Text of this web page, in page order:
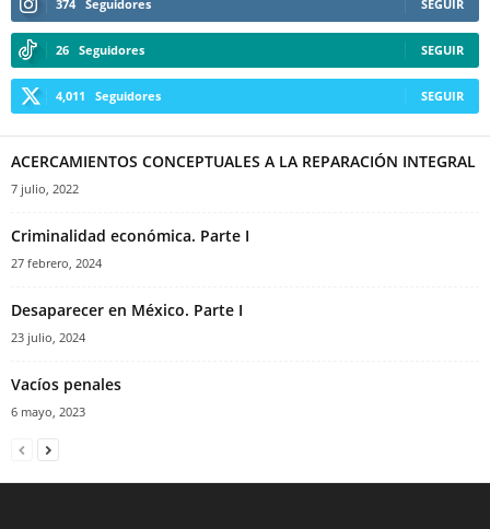
374 Seguidores SEGUIR
26 Seguidores SEGUIR
4,011 Seguidores SEGUIR
ACERCAMIENTOS CONCEPTUALES A LA REPARACIÓN INTEGRAL
7 julio, 2022
Criminalidad económica. Parte I
27 febrero, 2024
Desaparecer en México. Parte I
23 julio, 2024
Vacíos penales
6 mayo, 2023